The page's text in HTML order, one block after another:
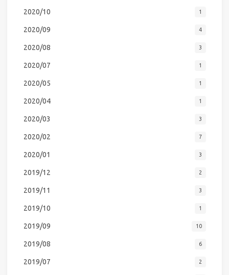
2020/10 1
2020/09 4
2020/08 3
2020/07 1
2020/05 1
2020/04 1
2020/03 3
2020/02 7
2020/01 3
2019/12 2
2019/11 3
2019/10 1
2019/09 10
2019/08 6
2019/07 2